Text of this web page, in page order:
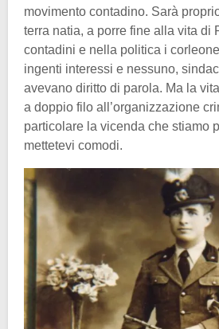
movimento contadino. Sarà
terra natia, a porre fine alla vita di
contadini e nella politica i
ingenti interessi e nessuno,
avevano diritto di parola. Ma la
a doppio filo all’organizzazione
particolare la vicenda che stiamo
mettetevi comodi.